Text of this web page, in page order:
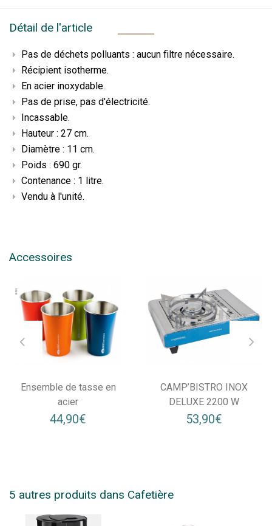
Détail de l'article
Pas de déchets polluants : aucun filtre nécessaire.
Récipient isotherme.
En acier inoxydable.
Pas de prise, pas d'électricité.
Incassable.
Hauteur : 27 cm.
Diamètre : 11 cm.
Poids : 690 gr.
Contenance : 1 litre.
Vendu à l'unité.
Accessoires
Ensemble de tasse en
acier
44,90€
CAMP’BISTRO INOX
DELUXE 2200 W
53,90€
5 autres produits dans Cafetière